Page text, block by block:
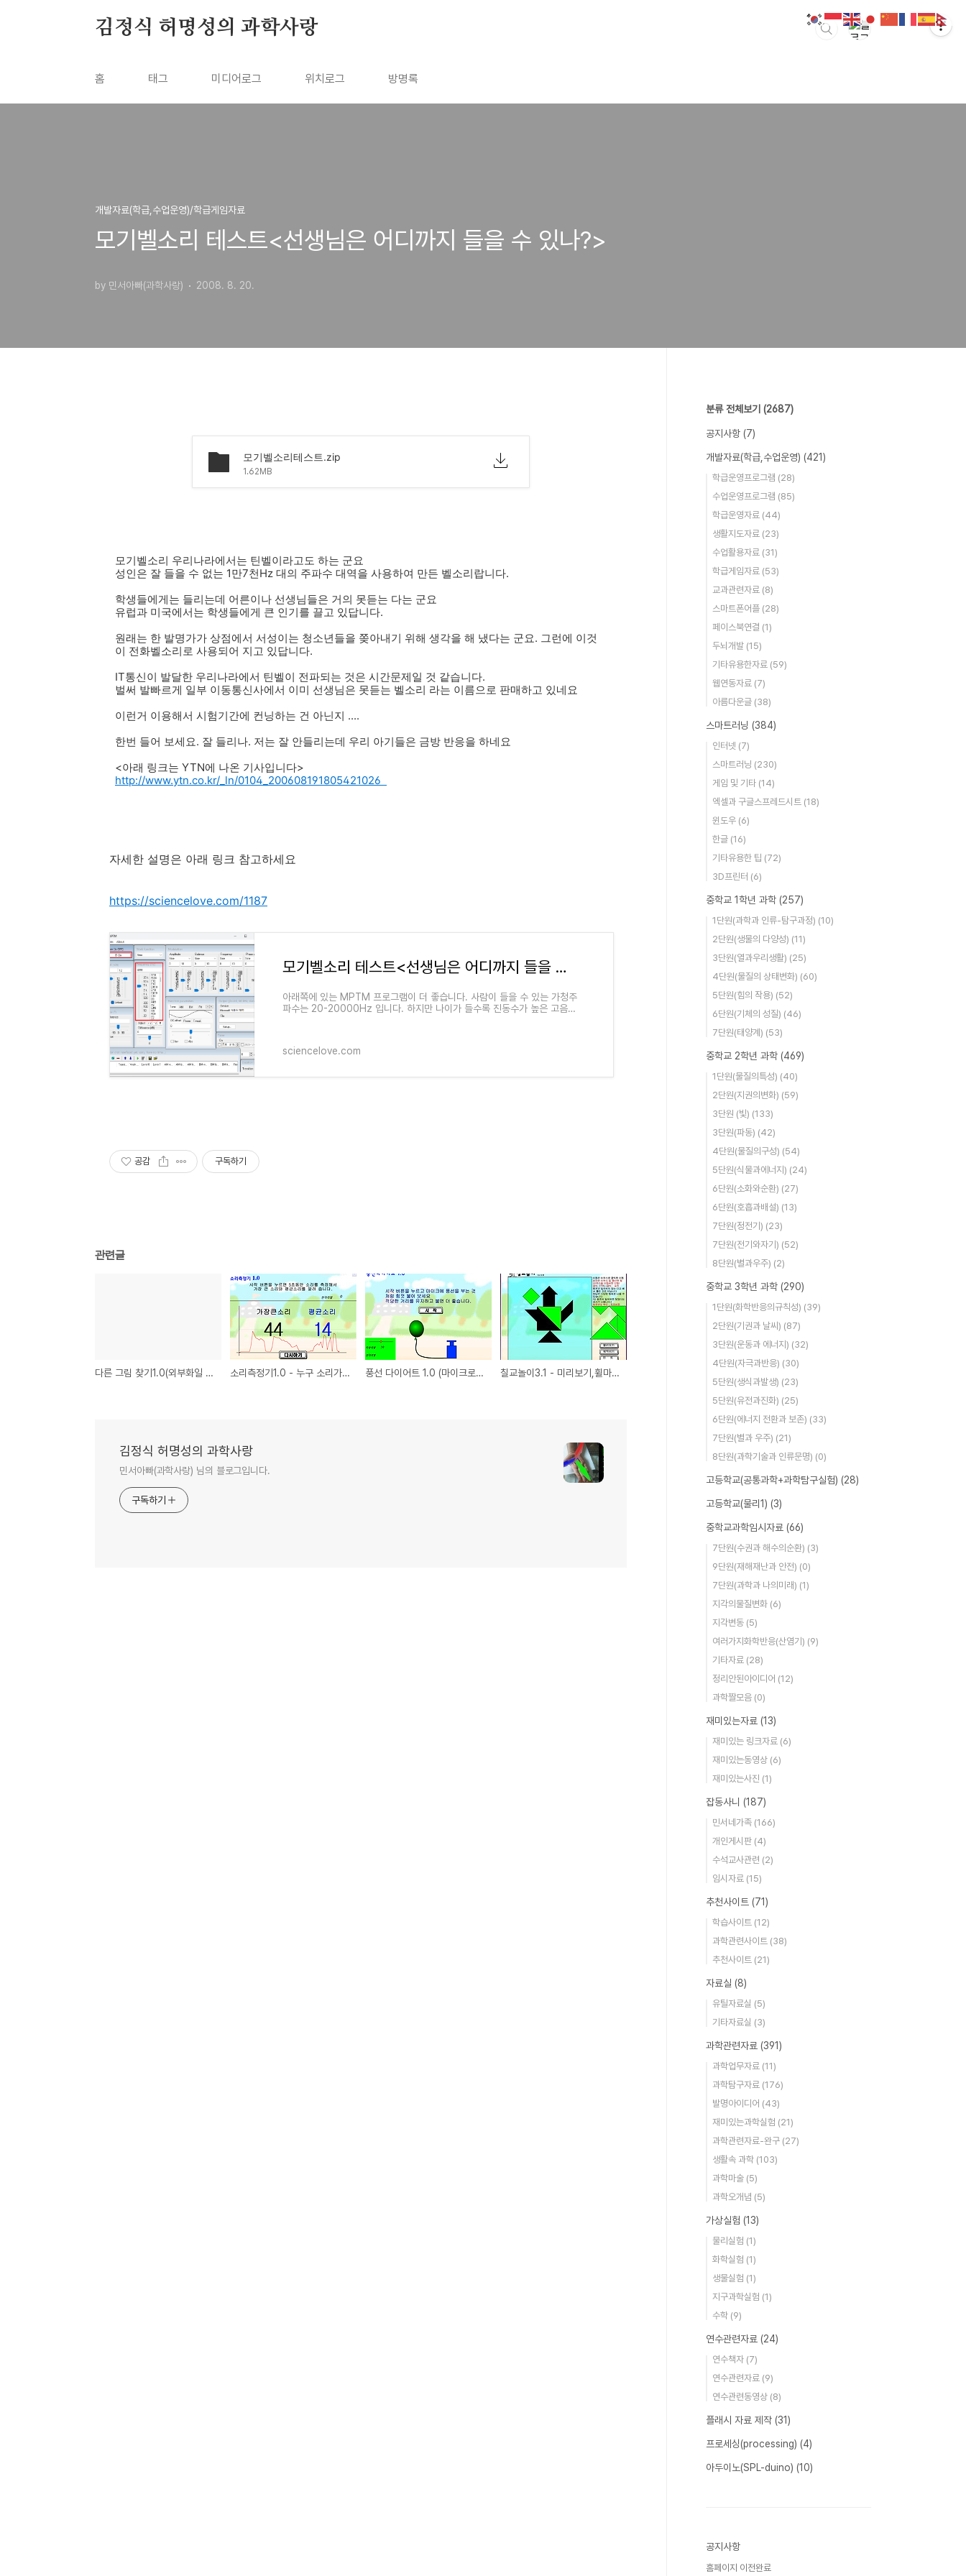
김정식 허명성의 과학사랑
홈 태그 미디어로그 위치로그 방명록
개발자료(학급,수업운영)/학급게임자료
모기벨소리 테스트<선생님은 어디까지 들을 수 있나?>
by 민서아빠(과학사랑) 2008. 8. 20.
모기벨소리테스트.zip
1.62MB
모기벨소리 우리나라에서는 틴벨이라고도 하는 군요
성인은 잘 들을 수 없는 1만7천Hz 대의 주파수 대역을 사용하여 만든 벨소리랍니다.
학생들에게는 들리는데 어른이나 선생님들은 거의 못듣는 다는 군요
유럽과 미국에서는 학생들에게 큰 인기를 끌고 있답니다.
원래는 한 발명가가 상점에서 서성이는 청소년들을 쫒아내기 위해 생각을 해 냈다는 군요. 그런에 이것
이 전화벨소리로 사용되어 지고 있답니다.
IT통신이 발달한 우리나라에서 틴벨이 전파되는 것은 시간문제일 것 같습니다.
벌써 발빠르게 일부 이동통신사에서 이미 선생님은 못듣는 벨소리 라는 이름으로 판매하고 있네요
이런거 이용해서 시험기간에 컨닝하는 건 아닌지 ....
한번 들어 보세요. 잘 들리나. 저는 잘 안들리는데 우리 아기들은 금방 반응을 하네요
<아래 링크는 YTN에 나온 기사입니다>
http://www.ytn.co.kr/_ln/0104_200608191805421026
자세한 설명은 아래 링크 참고하세요
https://sciencelove.com/1187
모기벨소리 테스트<선생님은 어디까지 들을 수 있나?>
아래쪽에 있는 MPTM 프로그램이 더 좋습니다. 사람이 들을 수 있는 가청주
파수는 20-20000Hz 입니다. 하지만 나이가 들수록 진동수가 높은 고음을
sciencelove.com
공감 구독하기
관련글
다른 그림 찾기1.0(외부화일 이용) 소리측정기1.0 - 누구 소리가 더 큰가 풍선 다이어트 1.0 (마이크로 풍선 불기) 칠교놀이3.1 - 미리보기,휠마우스기능추가
김정식 허명성의 과학사랑
민서아빠(과학사랑) 님의 블로그입니다.
구독하기
분류 전체보기 (2687)
공지사항 (7)
개발자료(학급,수업운영) (421)
학급운영프로그램 (28)
수업운영프로그램 (85)
학급운영자료 (44)
생활지도자료 (23)
수업활용자료 (31)
학급게임자료 (53)
교과관련자료 (8)
스마트폰어플 (28)
페이스북연결 (1)
두뇌개발 (15)
기타유용한자료 (59)
웹연동자료 (7)
아름다운글 (38)
스마트러닝 (384)
인터넷 (7)
스마트러닝 (230)
게임 및 기타 (14)
엑셀과 구글스프레드시트 (18)
윈도우 (6)
한글 (16)
기타유용한 팁 (72)
3D프린터 (6)
중학교 1학년 과학 (257)
1단원(과학과 인류-탐구과정) (10)
2단원(생물의 다양성) (11)
3단원(열과우리생활) (25)
4단원(물질의 상태변화) (60)
5단원(힘의 작용) (52)
6단원(기체의 성질) (46)
7단원(태양계) (53)
중학교 2학년 과학 (469)
1단원(물질의특성) (40)
2단원(지권의변화) (59)
3단원 (빛) (133)
3단원(파동) (42)
4단원(물질의구성) (54)
5단원(식물과에너지) (24)
6단원(소화와순환) (27)
6단원(호흡과배설) (13)
7단원(정전기) (23)
7단원(전기와자기) (52)
8단원(별과우주) (2)
중학교 3학년 과학 (290)
1단원(화학반응의규칙성) (39)
2단원(기권과 날씨) (87)
3단원(운동과 에너지) (32)
4단원(자극과반응) (30)
5단원(생식과발생) (23)
5단원(유전과진화) (25)
6단원(에너지 전환과 보존) (33)
7단원(별과 우주) (21)
8단원(과학기술과 인류문명) (0)
고등학교(공통과학+과학탐구실험) (28)
고등학교(물리1) (3)
중학교과학임시자료 (66)
7단원(수권과 해수의순환) (3)
9단원(재해재난과 안전) (0)
7단원(과학과 나의미래) (1)
지각의물질변화 (6)
지각변동 (5)
여러가지화학반응(산염기) (9)
기타자료 (28)
정리안된아이디어 (12)
과학짤모음 (0)
재미있는자료 (13)
재미있는 링크자료 (6)
재미있는동영상 (6)
재미있는사진 (1)
잡동사니 (187)
민서네가족 (166)
개인게시판 (4)
수석교사관련 (2)
임시자료 (15)
추천사이트 (71)
학습사이트 (12)
과학관련사이트 (38)
추천사이트 (21)
자료실 (8)
유틸자료실 (5)
기타자료실 (3)
과학관련자료 (391)
과학업무자료 (11)
과학탐구자료 (176)
발명아이디어 (43)
재미있는과학실험 (21)
과학관련자료-완구 (27)
생활속 과학 (103)
과학마술 (5)
과학오개념 (5)
가상실험 (13)
물리실험 (1)
화학실험 (1)
생물실험 (1)
지구과학실험 (1)
수학 (9)
연수관련자료 (24)
연수책자 (7)
연수관련자료 (9)
연수관련동영상 (8)
플래시 자료 제작 (31)
프로세싱(processing) (4)
아두이노(SPL-duino) (10)
공지사항
홈페이지 이전완료